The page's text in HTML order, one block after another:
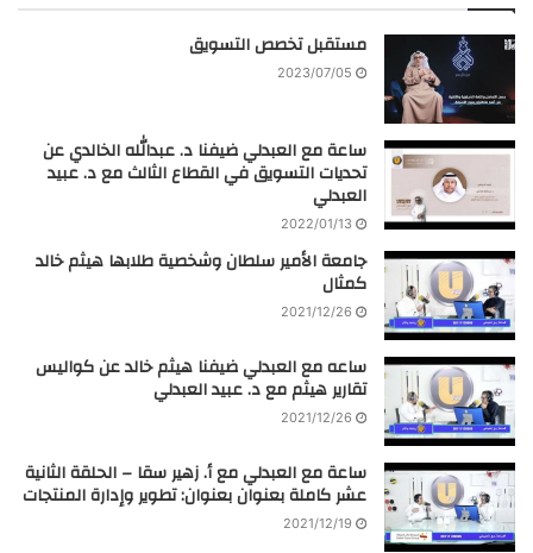
مستقبل تخصص التسويق
2023/07/05
ساعة مع العبدلي ضيفنا د. عبدالله الخالدي عن
تحديات التسويق في القطاع الثالث مع د. عبيد
العبدلي
2022/01/13
جامعة الأمير سلطان وشخصية طلابها هيثم خالد
كمثال
2021/12/26
ساعه مع العبدلي ضيفنا هيثم خالد عن كواليس
تقارير هيثم مع د. عبيد العبدلي
2021/12/26
ساعة مع العبدلي مع أ. زهير سقا – الحلقة الثانية
عشر كاملة بعنوان بعنوان: تطوير وإدارة المنتجات
2021/12/19